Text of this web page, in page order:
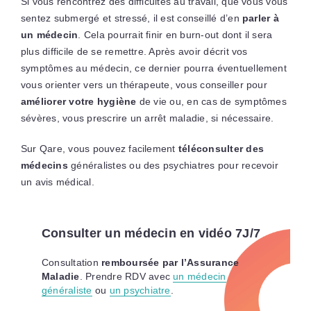
sentez submergé et stressé, il est conseillé d’en parler à
un médecin. Cela pourrait finir en burn-out dont il sera
plus difficile de se remettre. Après avoir décrit vos
symptômes au médecin, ce dernier pourra éventuellement
vous orienter vers un thérapeute, vous conseiller pour
améliorer votre hygiène de vie ou, en cas de symptômes
sévères, vous prescrire un arrêt maladie, si nécessaire.
Sur Qare, vous pouvez facilement téléconsulter des
médecins généralistes ou des psychiatres pour recevoir
un avis médical.
Consulter un médecin en vidéo 7J/7
Consultation remboursée par l’Assurance
Maladie. Prendre RDV avec un médecin
généraliste ou un psychiatre.